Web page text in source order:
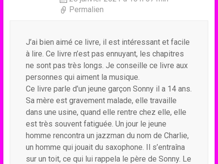
Permalien
J’ai bien aimé ce livre, il est intéressant et facile
à lire. Ce livre n’est pas ennuyant, les chapitres
ne sont pas très longs. Je conseille ce livre aux
personnes qui aiment la musique.
Ce livre parle d’un jeune garçon Sonny il a 14 ans.
Sa mère est gravement malade, elle travaille
dans une usine, quand elle rentre chez elle, elle
est très souvent fatiguée. Un jour le jeune
homme rencontra un jazzman du nom de Charlie,
un homme qui jouait du saxophone. Il s’entraîna
sur un toit, ce qui lui rappela le père de Sonny. Le